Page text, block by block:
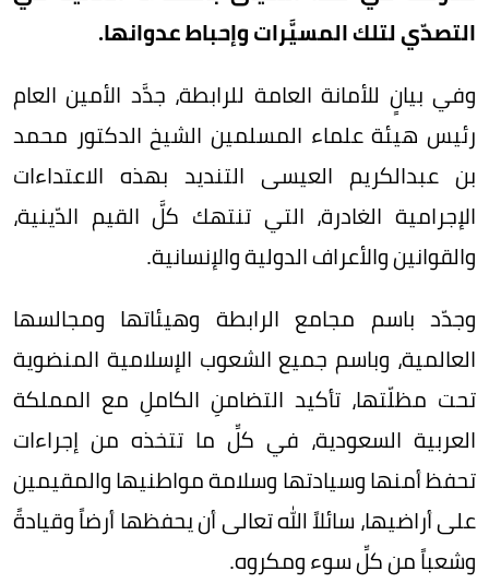
التصدّي لتلك المسيَّرات وإحباط عدوانها.
وفي بيانٍ للأمانة العامة للرابطة، جدَّد الأمين العام
رئيس هيئة علماء المسلمين الشيخ الدكتور محمد
بن عبدالكريم العيسى التنديد بهذه الاعتداءات
الإجرامية الغادرة، التي تنتهك كلَّ القيم الدّينية،
والقوانين والأعراف الدولية والإنسانية.
وجدّد باسم مجامع الرابطة وهيئاتها ومجالسها
العالمية، وباسم جميع الشعوب الإسلامية المنضوية
تحت مظلّتها، تأكيد التضامنِ الكاملِ مع المملكة
العربية السعودية، في كلِّ ما تتخذه من إجراءات
تحفظ أمنها وسيادتها وسلامة مواطنيها والمقيمين
على أراضيها، سائلاً الله تعالى أن يحفظها أرضاً وقيادةً
وشعباً من كلِّ سوء ومكروه.